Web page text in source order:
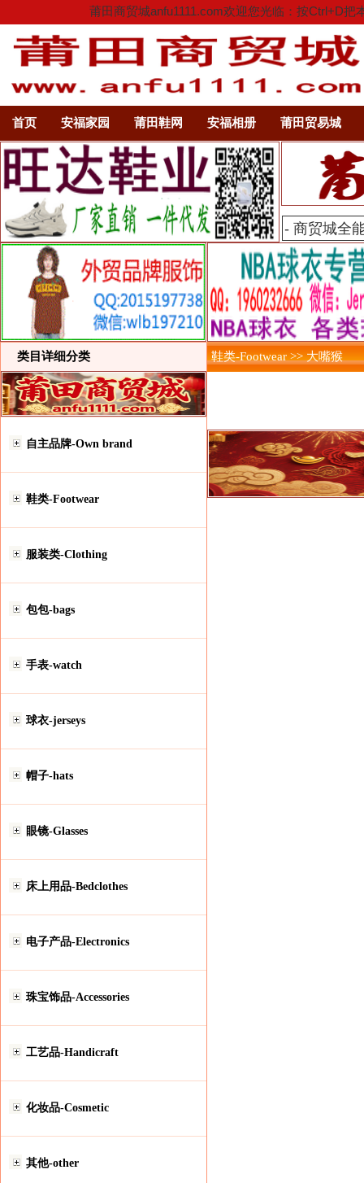
莆田商贸城anfu1111.com欢迎您光临：按Ctrl+D
首页 安福家园 莆田鞋网 安福相册 莆田贸易城
类目详细分类
自主品牌-Own brand
鞋类-Footwear
服装类-Clothing
包包-bags
手表-watch
球衣-jerseys
帽子-hats
眼镜-Glasses
床上用品-Bedclothes
电子产品-Electronics
珠宝饰品-Accessories
工艺品-Handicraft
化妆品-Cosmetic
其他-other
鞋类-Footwear >> 大嘴猴